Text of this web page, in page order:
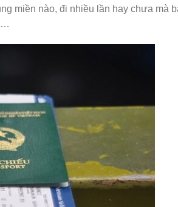
miền nào, đi nhiều lần hay chưa mà